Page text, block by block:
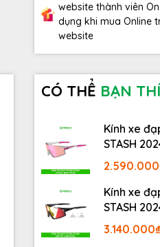
website thành viên
dụng khi mua Online
website
CÓ THỂ BẠN
Kính xe
STASH
STASH,
Kính xe
STASH
MATTE
3.140.000₫